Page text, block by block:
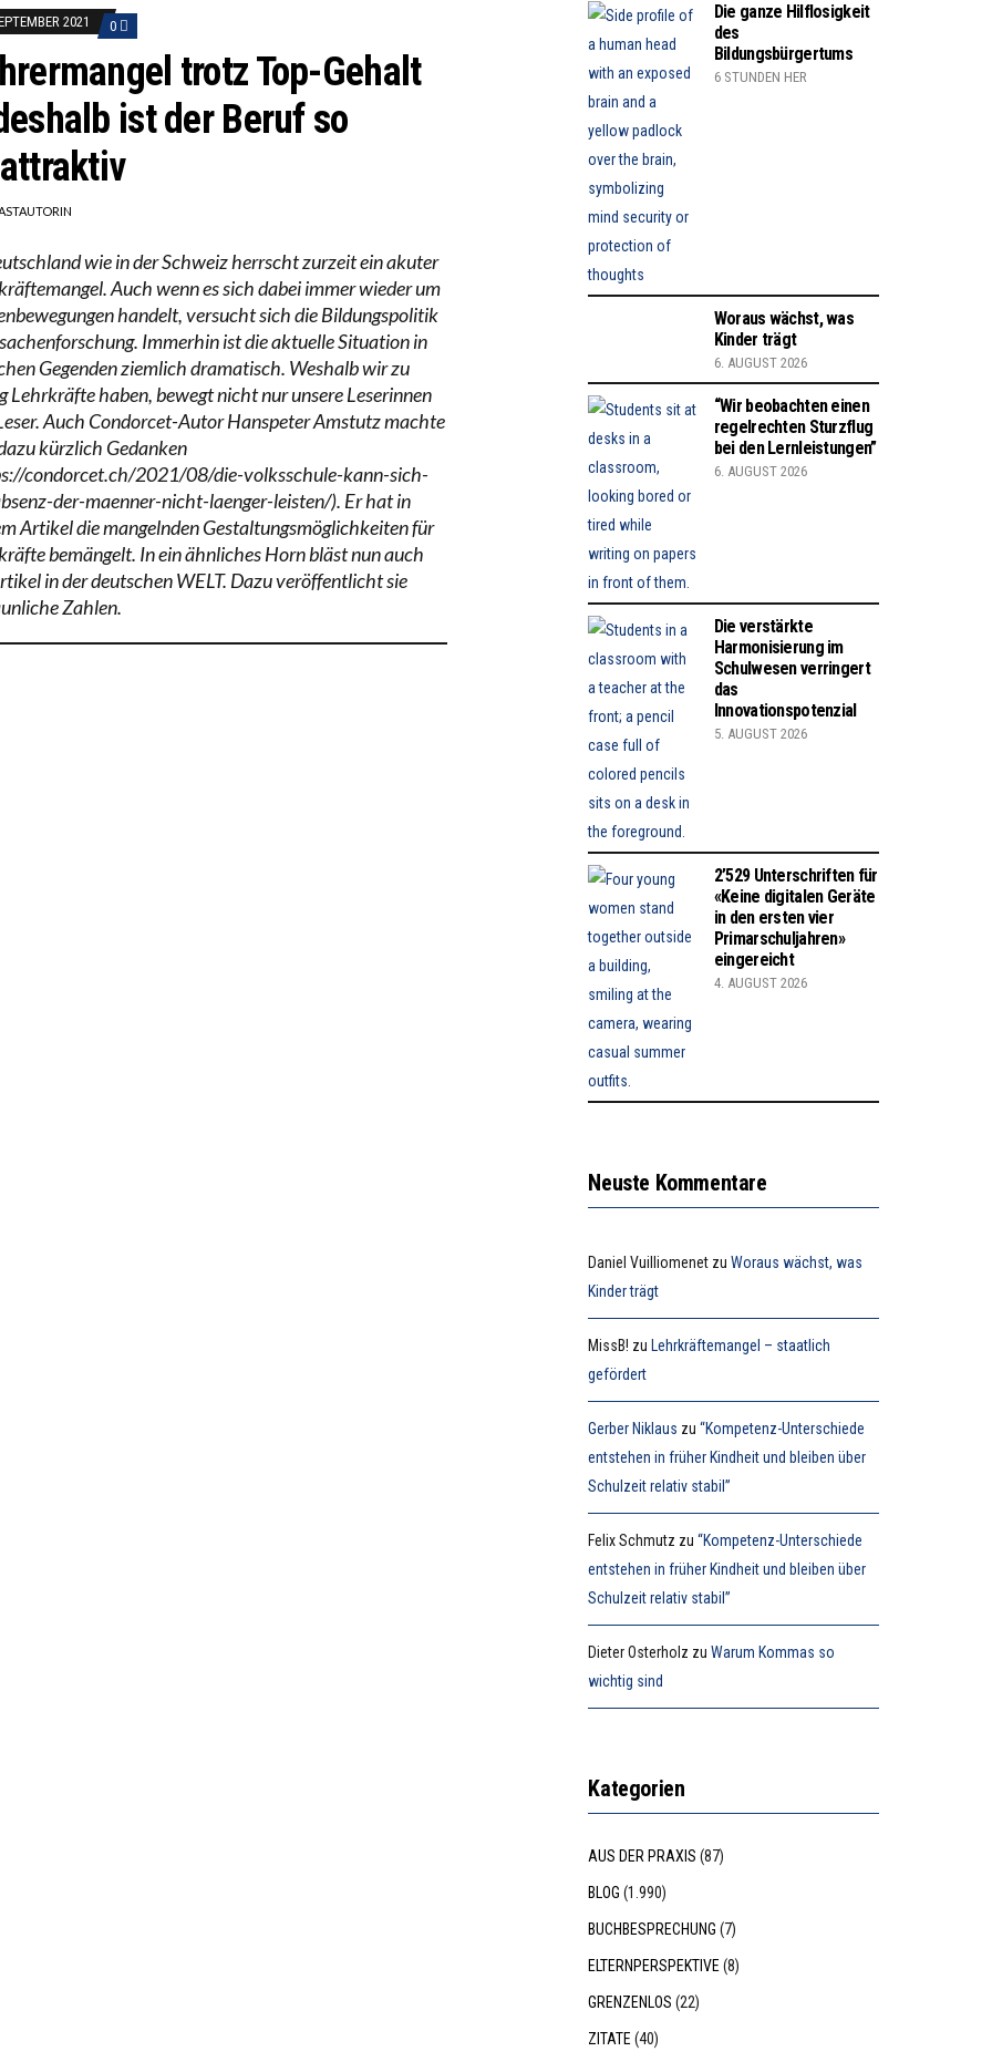
2021 0
trotz Top-Gehalt
ist der Beruf so
wie in der Schweiz herrscht zurzeit ein akuter
Auch wenn es sich dabei immer wieder um
handelt, versucht sich die Bildungspolitik
Immerhin ist die aktuelle Situation in
Gegenden ziemlich dramatisch. Weshalb wir zu
Lehrkräfte haben, bewegt nicht nur unsere Leserinnen
Auch Condorcet-Autor Hanspeter Amstutz machte
kürzlich Gedanken
condorcet.ch/2021/08/die-volksschule-kann-sich-
der-maenner-nicht-laenger-leisten/). Er hat in
Artikel die mangelnden Gestaltungsmöglichkeiten für
bemängelt. In ein ähnliches Horn bläst nun auch
in der deutschen WELT. Dazu veröffentlicht sie
Zahlen.
Die ganze Hilflosigkeit
des
Bildungsbürgertums
6 STUNDEN HER
Woraus wächst, was
Kinder trägt
6. AUGUST 2026
“Wir beobachten einen
regelrechten Sturzflug
bei den Lernleistungen”
6. AUGUST 2026
Die verstärkte
Harmonisierung im
Schulwesen verringert
das
Innovationspotenzial
5. AUGUST 2026
2’529 Unterschriften für
«Keine digitalen Geräte
in den ersten vier
Primarschuljahren»
eingereicht
4. AUGUST 2026
Neuste Kommentare
Daniel Vuilliomenet zuWoraus wächst, was
Kinder trägt
MissB! zu Lehrkräftemangel – staatlich
gefördert
Gerber Niklaus zu“Kompetenz-Unterschiede
entstehen in früher Kindheit und bleiben über
Schulzeit relativ stabil”
Felix Schmutz zu“Kompetenz-Unterschiede
entstehen in früher Kindheit und bleiben über
Schulzeit relativ stabil”
Dieter Osterholz zuWarum Kommas so
wichtig sind
Kategorien
AUS DER PRAXIS (87)
BLOG (1.990)
BUCHBESPRECHUNG (7)
ELTERNPERSPEKTIVE(8)
GRENZENLOS (22)
ZITATE(40)